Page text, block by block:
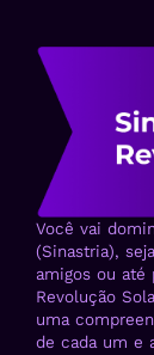
Você vai
(Sinastria),
amigos ou até
Revolução
uma
de cada um e